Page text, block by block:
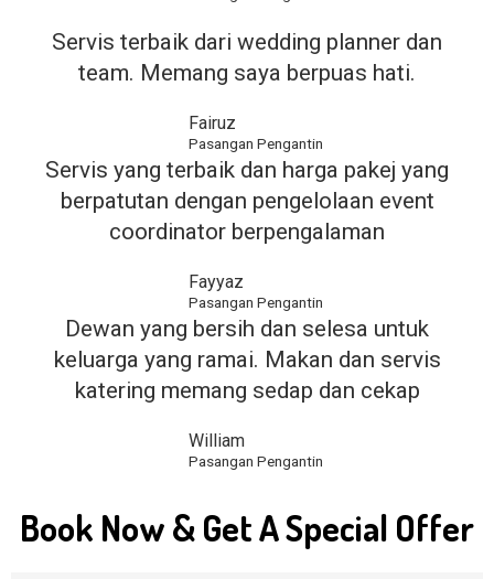
Servis terbaik dari wedding planner dan
team. Memang saya berpuas hati.
Fairuz
Pasangan Pengantin
Servis yang terbaik dan harga pakej yang
berpatutan dengan pengelolaan event
coordinator berpengalaman
Fayyaz
Pasangan Pengantin
Dewan yang bersih dan selesa untuk
keluarga yang ramai. Makan dan servis
katering memang sedap dan cekap
William
Pasangan Pengantin
Book Now & Get A Special Offer